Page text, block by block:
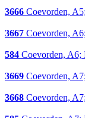
3666 Coevorden,
3667 Coevorden,
584 Coevorden, A6;
3669 Coevorden,
3668 Coevorden,